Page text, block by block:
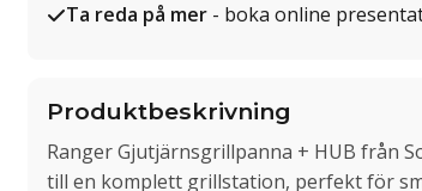
Ta reda på mer - boka online
Produktbeskrivning
Ranger Gjutjärnsgrillpanna + HUB från
till en komplett grillstation, perfekt för